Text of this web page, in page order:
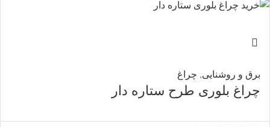
برق و روشنایی, چراغ
چراغ بلوری طرح ستاره دار